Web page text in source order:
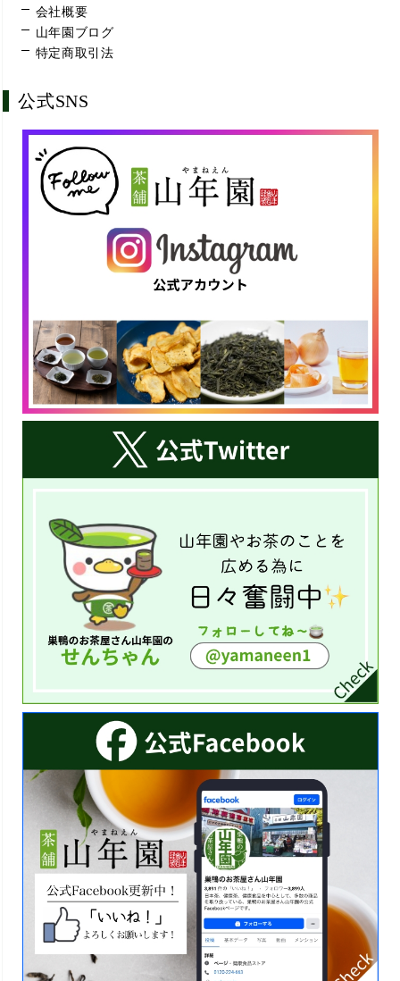
会社概要
山年園ブログ
特定商取引法
公式SNS